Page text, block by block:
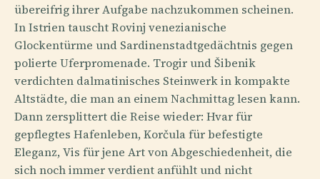
übereifrig ihrer Aufgabe nachzukommen scheinen.
In Istrien tauscht Rovinj venezianische
Glockentürme und Sardinenstadtgedächtnis gegen
polierte Uferpromenade. Trogir und Šibenik
verdichten dalmatinisches Steinwerk in kompakte
Altstädte, die man an einem Nachmittag lesen kann.
Dann zersplittert die Reise wieder: Hvar für
gepflegtes Hafenleben, Korčula für befestigte
Eleganz, Vis für jene Art von Abgeschiedenheit, die
sich noch immer verdient anfühlt und nicht